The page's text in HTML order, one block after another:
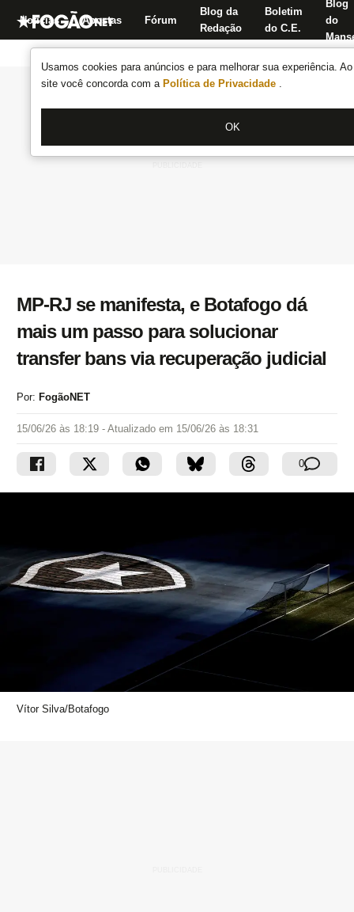
Usamos cookies para anúncios e para melhorar sua experiência.
site você concorda com a Política de Privacidade .
OK
Notícias Apostas Fórum
Blog da
Redação
Boletim
do C.E.
Blog
do
MP-RJ se manifesta, e Botafogo dá
mais um passo para solucionar
transfer bans via recuperação judicial
Por: FogãoNET
15/06/26 às 18:19 - Atualizado em 15/06/26 às 18:31
0
Vítor Silva/Botafogo